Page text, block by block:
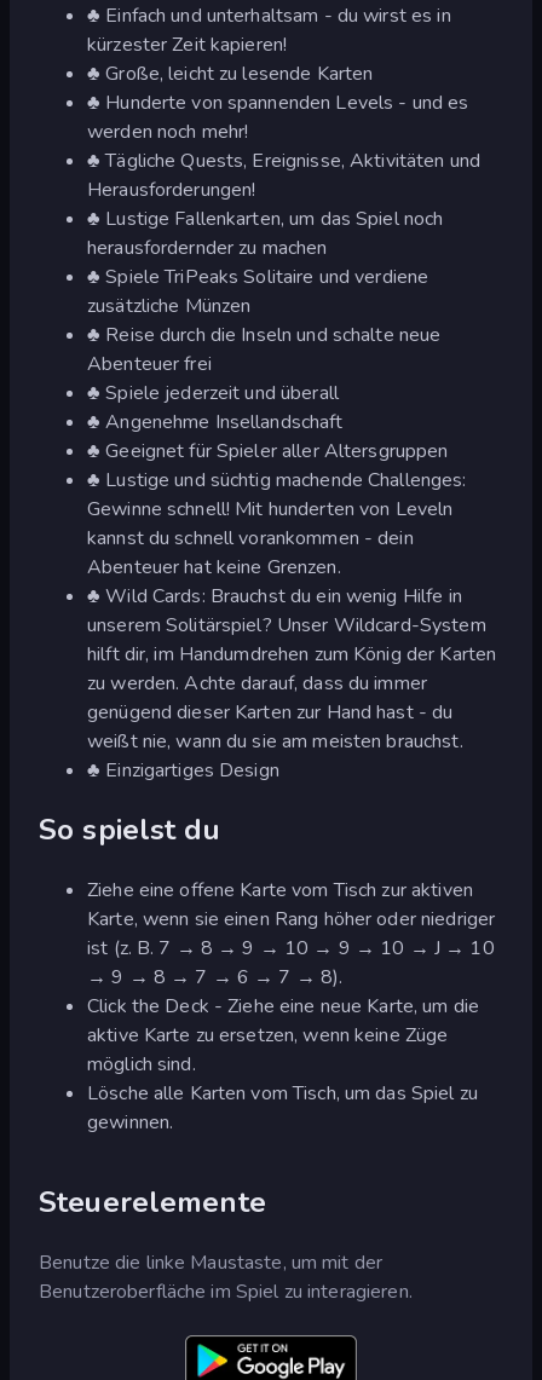
♣ Einfach und unterhaltsam - du wirst es in
kürzester Zeit kapieren!
♣ Große, leicht zu lesende Karten
♣ Hunderte von spannenden Levels - und es
werden noch mehr!
♣ Tägliche Quests, Ereignisse, Aktivitäten und
Herausforderungen!
♣ Lustige Fallenkarten, um das Spiel noch
herausfordernder zu machen
♣ Spiele TriPeaks Solitaire und verdiene
zusätzliche Münzen
♣ Reise durch die Inseln und schalte neue
Abenteuer frei
♣ Spiele jederzeit und überall
♣ Angenehme Insellandschaft
♣ Geeignet für Spieler aller Altersgruppen
♣ Lustige und süchtig machende Challenges:
Gewinne schnell! Mit hunderten von Leveln
kannst du schnell vorankommen - dein
Abenteuer hat keine Grenzen.
♣ Wild Cards: Brauchst du ein wenig Hilfe in
unserem Solitärspiel? Unser Wildcard-System
hilft dir, im Handumdrehen zum König der Karten
zu werden. Achte darauf, dass du immer
genügend dieser Karten zur Hand hast - du
weißt nie, wann du sie am meisten brauchst.
♣ Einzigartiges Design
So spielst du
Ziehe eine offene Karte vom Tisch zur aktiven
Karte, wenn sie einen Rang höher oder niedriger
ist (z. B. 7 → 8 → 9 → 10 → 9 → 10 → J → 10
→ 9 → 8 → 7 → 6 → 7 → 8).
Click the Deck - Ziehe eine neue Karte, um die
aktive Karte zu ersetzen, wenn keine Züge
möglich sind.
Lösche alle Karten vom Tisch, um das Spiel zu
gewinnen.
Steuerelemente
Benutze die linke Maustaste, um mit der
Benutzeroberfläche im Spiel zu interagieren.